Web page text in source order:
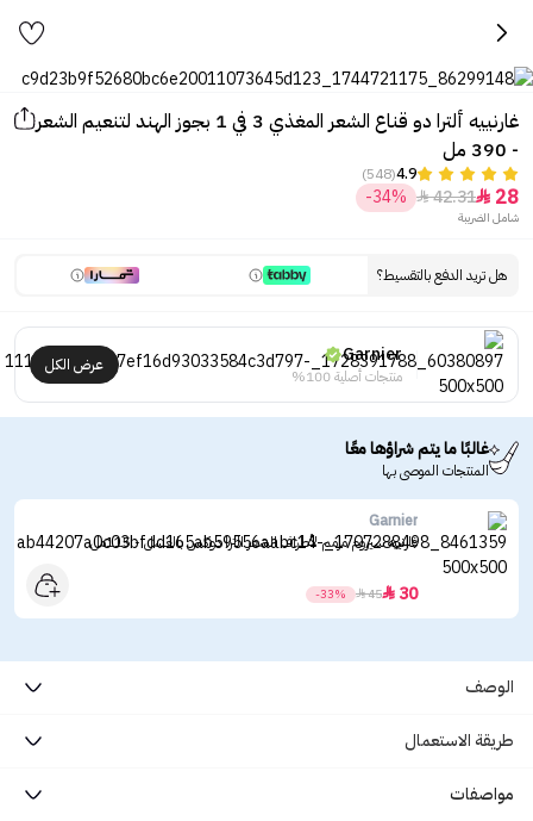
غارنييه ألترا دو قناع الشعر المغذي 3 في 1 بجوز الهند لتنعيم الشعر
- 390 مل
4.9
(548)
28

42.31

-34%
شامل الضريبة
هل تريد الدفع بالتقسيط؟
Garnier
منتجات أصلية 100%
عرض الكل
غالبًا ما يتم شراؤها معًا
المنتجات الموصى بها
Garnier
غارنييه سيروم مرمم لأطراف الشعر الترا دوكس بالعسل - 115مل
30

45

-33%
الوصف
طريقة الاستعمال
مواصفات